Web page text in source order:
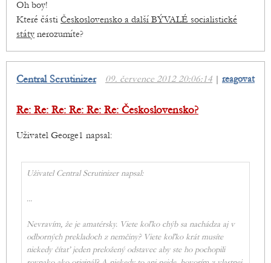
Oh boy!
Které části Československo a další BÝVALÉ socialistické
státy nerozumíte?
09. července 2012 20:06:14 | reagovat
Central Scrutinizer
Re: Re: Re: Re: Re: Re: Československo?
Uživatel George1 napsal:
Uživatel Central Scrutinizer napsal:
...
Nevravím, že je amatérsky. Viete koľko chýb sa nachádza aj v
odborných prekladoch z nemčiny? Viete koľko krát musíte
niekedy čítať jeden preložený odstavec aby ste ho pochopili